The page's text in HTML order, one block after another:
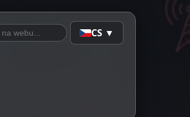
CS ▼